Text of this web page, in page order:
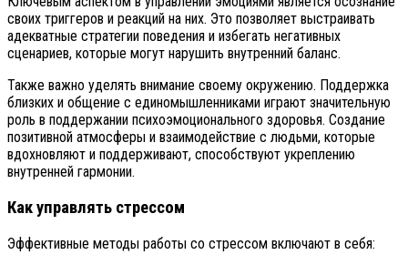
своих триггеров и реакций на них. Это позволяет выстраивать
адекватные стратегии поведения и избегать негативных
сценариев, которые могут нарушить внутренний баланс.
Также важно уделять внимание своему окружению. Поддержка
близких и общение с единомышленниками играют значительную
роль в поддержании психоэмоционального здоровья. Создание
позитивной атмосферы и взаимодействие с людьми, которые
вдохновляют и поддерживают, способствуют укреплению
внутренней гармонии.
Как управлять стрессом
Эффективные методы работы со стрессом включают в себя: